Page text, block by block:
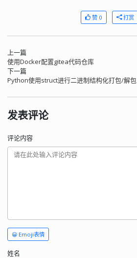
赞 0 打赏
上一篇
使用Docker配置gitea代码仓库
下一篇
Python使用struct进行二进制结构化打包/解包
发表评论
评论内容
😀 Emoji表情
姓名